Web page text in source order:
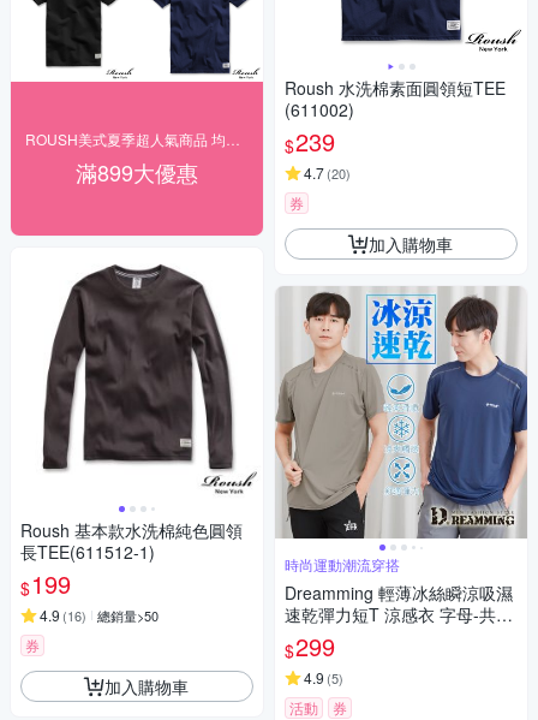
滿899大優惠
Roush 基本款水洗棉純色圓領
長TEE(611512-1)
$199
4.9 (16) 總銷量>50
券
加入購物車
Roush 水洗棉素面圓領短TEE
(611002)
$239
4.7(20)
券
加入購物車
時尚運動潮流穿搭
Dreamming 輕薄冰絲瞬涼吸濕
速乾彈力短T 涼感衣 字母-共六
色
$299
4.9 (5)
活動 券